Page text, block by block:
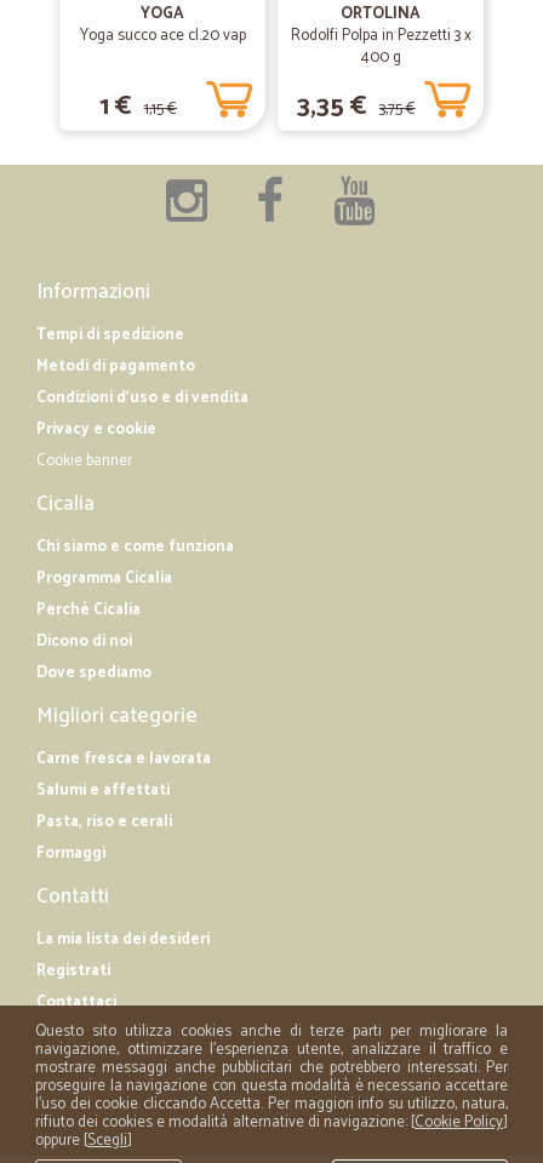
YOGA
Yoga succo ace cl.20 vap
1 € 1,15 €
ORTOLINA
Rodolfi Polpa in Pezzetti 3 x
400 g
3,35 € 3,75 €
Informazioni
Tempi di spedizione
Metodi di pagamento
Condizioni d'uso e di vendita
Privacy e cookie
Cookie banner
Cicalia
Chi siamo e come funziona
Programma Cicalia
Perché Cicalia
Dicono di noi
Dove spediamo
Migliori categorie
Carne fresca e lavorata
Salumi e affettati
Pasta, riso e cerali
Formaggi
Contatti
La mia lista dei desideri
Registrati
Contattaci
Questo sito utilizza cookies anche di terze parti per migliorare la
navigazione, ottimizzare l'esperienza utente, analizzare il traffico e
mostrare messaggi anche pubblicitari che potrebbero interessati. Per
proseguire la navigazione con questa modalità è necessario accettare
l'uso dei cookie cliccando Accetta. Per maggiori info su utilizzo, natura,
rifiuto dei cookies e modalità alternative di navigazione: [Cookie Policy]
oppure [Scegli]